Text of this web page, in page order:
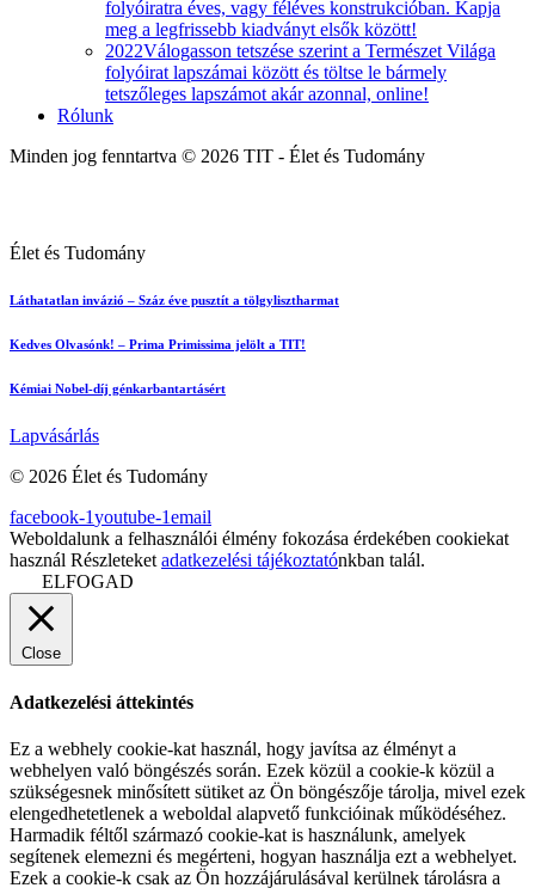
folyóiratra éves, vagy féléves konstrukcióban. Kapja
meg a legfrissebb kiadványt elsők között!
2022Válogasson tetszése szerint a Természet Világa
folyóirat lapszámai között és töltse le bármely
tetszőleges lapszámot akár azonnal, online!
Rólunk
Minden jog fenntartva © 2026 TIT - Élet és Tudomány
Élet és Tudomány
Láthatatlan invázió – Száz éve pusztít a tölgylisztharmat
Kedves Olvasónk! – Prima Primissima jelölt a TIT!
Kémiai Nobel-díj génkarbantartásért
Lapvásárlás
© 2026 Élet és Tudomány
facebook-1youtube-1email
Weboldalunk a felhasználói élmény fokozása érdekében cookiekat
használ Részleteket adatkezelési tájékoztatónkban talál.
ELFOGAD
Close
Adatkezelési áttekintés
Ez a webhely cookie-kat használ, hogy javítsa az élményt a
webhelyen való böngészés során. Ezek közül a cookie-k közül a
szükségesnek minősített sütiket az Ön böngészője tárolja, mivel ezek
elengedhetetlenek a weboldal alapvető funkcióinak működéséhez.
Harmadik féltől származó cookie-kat is használunk, amelyek
segítenek elemezni és megérteni, hogyan használja ezt a webhelyet.
Ezek a cookie-k csak az Ön hozzájárulásával kerülnek tárolásra a